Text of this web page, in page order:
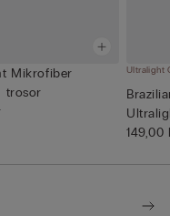
Mikrofiber
trosor
Ultralight
149,00